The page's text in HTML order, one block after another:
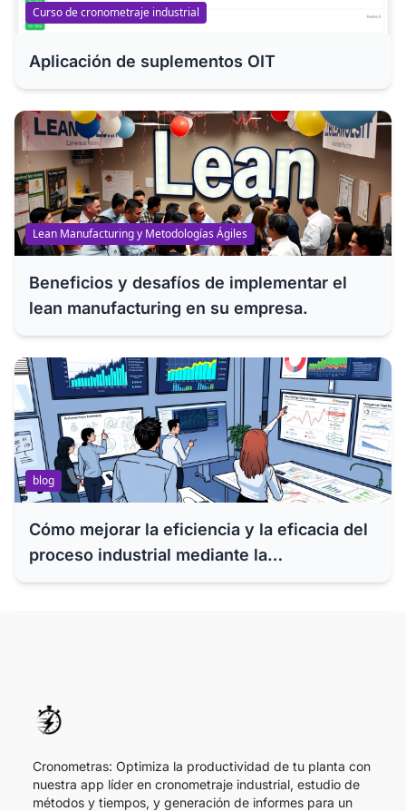
Curso de cronometraje industrial
Aplicación de suplementos OIT
Lean Manufacturing y Metodologías Ágiles
Beneficios y desafíos de implementar el
lean manufacturing en su empresa.
blog
Cómo mejorar la eficiencia y la eficacia del
proceso industrial mediante la
simplificación de tareas.
Cronometras: Optimiza la productividad de tu planta con
nuestra app líder en cronometraje industrial, estudio de
métodos y tiempos, y generación de informes para un